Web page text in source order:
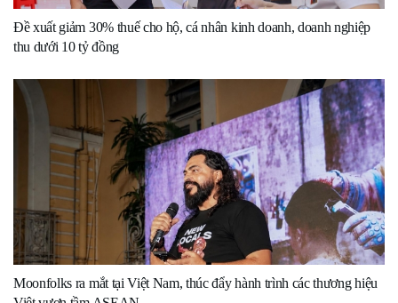
Đề xuất giảm 30% thuế cho hộ, cá nhân kinh doanh, doanh nghiệp
thu dưới 10 tỷ đồng
Moonfolks ra mắt tại Việt Nam, thúc đẩy hành trình các thương hiệu